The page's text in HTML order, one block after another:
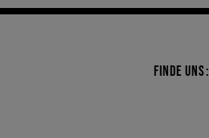
FINDE UNS: